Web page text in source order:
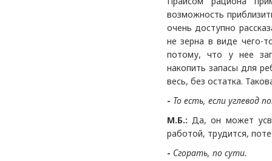
возможность
очень доступно
не зерна в виде чего-
потому, что у нее
накопить запасы для
весь, без остатка.
- То есть, если углевод
М.Б.: Да, он может
работой, трудится,
- Сгорать, по сути.